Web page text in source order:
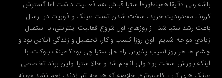
باشه ولی دقیقا همینطوره! ستیا قبلش هم فعالیت داشت اما گسترش
کرونا، محدودیت خرید، سخت شدن تست عینک و فوریت در ارسال
باعث رشد ستیا شد. از روزهای اول شروع فعالیت اینترنتی، با استقبال
زیادی مواجه شدیم. اون روزا کسب و کار، تحصیل و زندگی آنلاین بود و
چشم ها هر روز آسیب پذیرتر. راه حل ستیا چی بود؟ عینک بلوکات! با
اینکه باورش سخت بود ولی انجام شد و حالا ستیا اولین برند تخصصی